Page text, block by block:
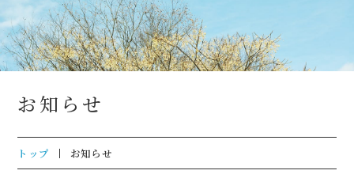
お知らせ
トップ お知らせ